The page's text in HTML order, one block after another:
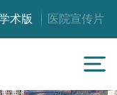
术版 医院宣传片